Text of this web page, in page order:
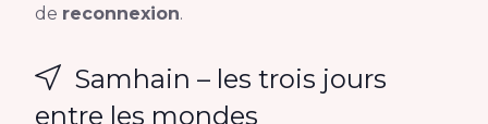
de reconnexion.
Samhain – les trois jours
entre les mondes